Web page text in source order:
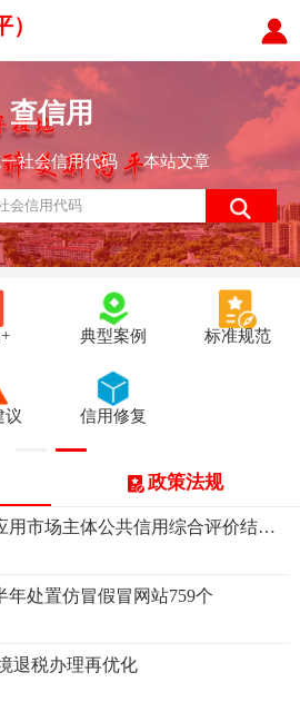
查信用
社会信用代码 本站文章
典型案例 标准规范
信用修复
政策法规
发改委：《关于推送并应用市场主体公共信用综合评价结果的通知》
处置仿冒假冒网站759个
退税办理再优化